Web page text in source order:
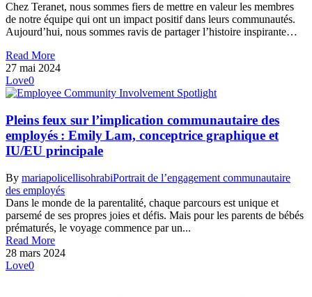
Chez Teranet, nous sommes fiers de mettre en valeur les membres
de notre équipe qui ont un impact positif dans leurs communautés.
Aujourd’hui, nous sommes ravis de partager l’histoire inspirante…
Read More
27 mai 2024
Love0
Pleins feux sur l’implication communautaire des
employés : Emily Lam, conceptrice graphique et
IU/EU principale
By mariapolicellisohrabiPortrait de l’engagement communautaire
des employés
Dans le monde de la parentalité, chaque parcours est unique et
parsemé de ses propres joies et défis. Mais pour les parents de bébés
prématurés, le voyage commence par un...
Read More
28 mars 2024
Love0